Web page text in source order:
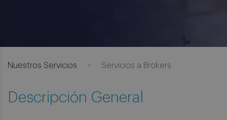
Nuestros Servicios Servicios a Brokers
Descripción General